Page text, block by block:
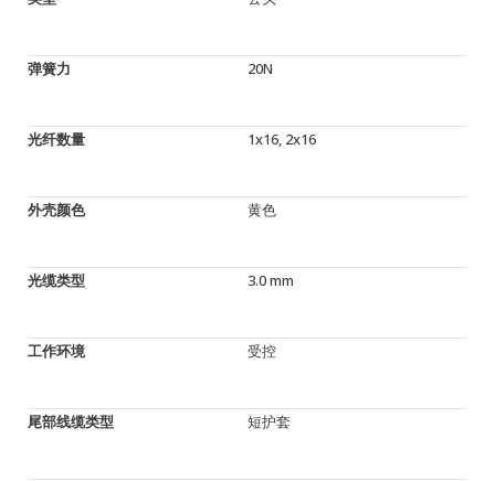
弹簧力 20N
光纤数量 1x16, 2x16
外壳颜色 黄色
光缆类型 3.0 mm
工作环境 受控
尾部线缆类型 短护套